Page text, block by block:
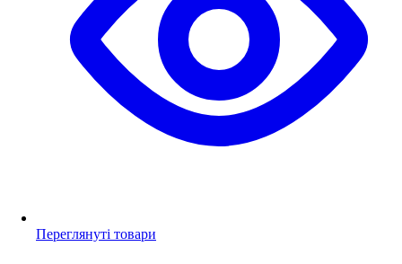
Переглянуті товари